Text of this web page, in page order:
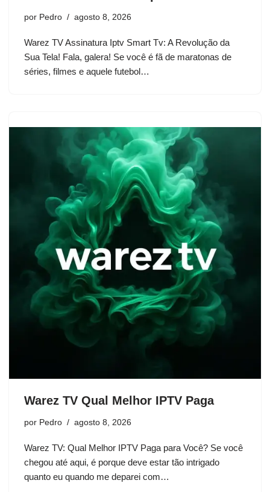
por Pedro agosto 8, 2026
Warez TV Assinatura Iptv Smart Tv: A Revolução da
Sua Tela! Fala, galera! Se você é fã de maratonas de
séries, filmes e aquele futebol…
Warez TV Qual Melhor IPTV Paga
por Pedro agosto 8, 2026
Warez TV: Qual Melhor IPTV Paga para Você? Se você
chegou até aqui, é porque deve estar tão intrigado
quanto eu quando me deparei com…